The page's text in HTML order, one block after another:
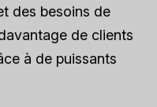
des besoins de
de clients
à de puissants